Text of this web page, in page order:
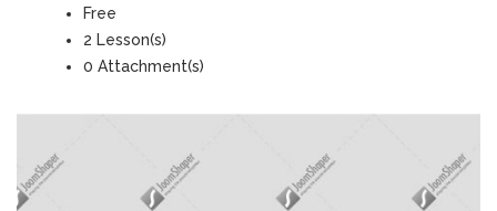
Free
2 Lesson(s)
0 Attachment(s)